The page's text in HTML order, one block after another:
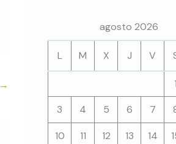
agosto 2026
L M X J V
1
3
4 5 6 7
10 11 12 13 14